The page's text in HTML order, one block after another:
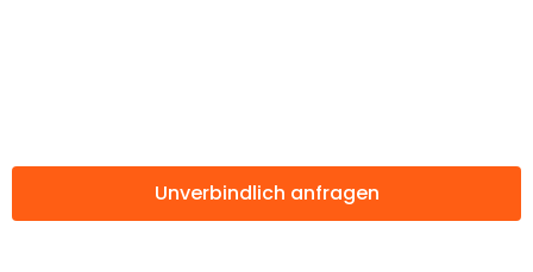
Unverbindlich anfragen